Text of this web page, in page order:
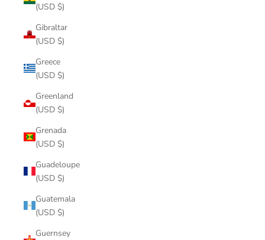
(USD $)
Gibraltar
(USD $)
Greece
(USD $)
Greenland
(USD $)
Grenada
(USD $)
Guadeloupe
(USD $)
Guatemala
(USD $)
Guernsey